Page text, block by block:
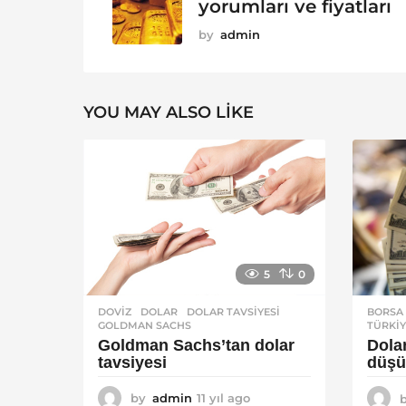
yorumları ve fiyatları
by admin
YOU MAY ALSO LIKE
5 0
DOVIZ DOLAR ,DOLAR TAVSIYESI
GOLDMAN SACHS
Goldman Sachs’tan dolar
tavsiyesi
by admin 11 yıl ago
BORSA